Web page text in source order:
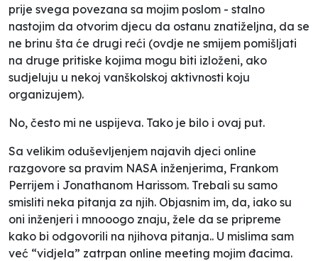
prije svega povezana sa mojim poslom - stalno
nastojim da otvorim djecu da ostanu znatiželjna, da se
ne brinu šta će drugi reći (ovdje ne smijem pomišljati
na druge pritiske kojima mogu biti izloženi, ako
sudjeluju u nekoj vanškolskoj aktivnosti koju
organizujem).
No, često mi ne uspijeva. Tako je bilo i ovaj put.
Sa velikim oduševljenjem najavih djeci online
razgovore sa pravim NASA inženjerima, Frankom
Perrijem i Jonathanom Harissom. Trebali su samo
smisliti neka pitanja za njih. Objasnim im, da, iako su
oni inženjeri i mnooogo znaju, žele da se pripreme
kako bi odgovorili na njihova pitanja.. U mislima sam
već “vidjela” zatrpan online meeting mojim đacima.